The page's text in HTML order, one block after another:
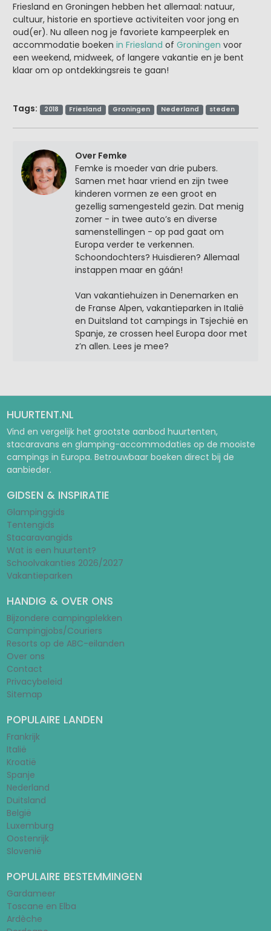
Friesland en Groningen hebben het allemaal: natuur,
cultuur, historie en sportieve activiteiten voor jong en
oud(er). Nu alleen nog je favoriete kampeerplek en
accommodatie boeken in Friesland of Groningen voor
een weekend, midweek, of langere vakantie en je bent
klaar om op ontdekkingsreis te gaan!
Tags: 2018 Friesland Groningen Nederland steden
Over Femke
Femke is moeder van drie pubers.
Samen met haar vriend en zijn twee
kinderen vormen ze een groot en
gezellig samengesteld gezin. Dat menig
zomer - in twee auto’s en diverse
samenstellingen - op pad gaat om
Europa verder te verkennen.
Schoondochters? Huisdieren? Allemaal
instappen maar en gáán!
Van vakantiehuizen in Denemarken en
de Franse Alpen, vakantieparken in Italië
en Duitsland tot campings in Tsjechië en
Spanje, ze crossen heel Europa door met
z’n allen. Lees je mee?
HUURTENT.NL
Vind en vergelijk het grootste aanbod huurtenten,
stacaravans en glamping-accommodaties op de mooiste
campings in Europa. Betrouwbaar boeken direct bij de
aanbieder.
GIDSEN & INSPIRATIE
Glampinggids
Tentengids
Stacaravangids
Wat is een huurtent?
Schoolvakanties 2026/2027
Vakantieparken
HANDIG & OVER ONS
Bijzondere campingplekken
Campingjobs/Couriers
Resorts op de ABC-eilanden
Over ons
Contact
Privacybeleid
Sitemap
POPULAIRE LANDEN
Frankrijk
Italië
Kroatië
Spanje
Nederland
Duitsland
België
Luxemburg
Oostenrijk
Slovenië
POPULAIRE BESTEMMINGEN
Gardameer
Toscane en Elba
Ardèche